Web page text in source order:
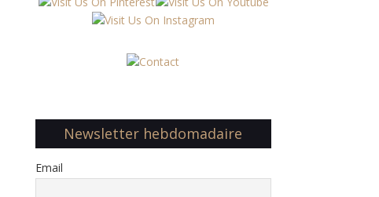
Newsletter hebdomadaire
Email